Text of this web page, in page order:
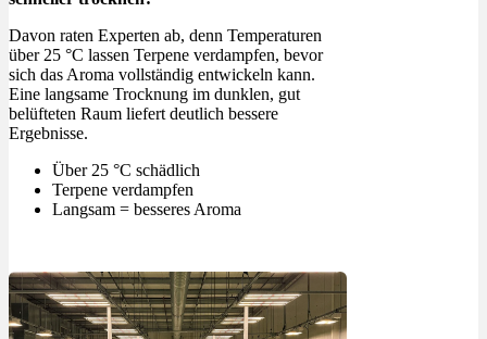
Davon raten Experten ab, denn Temperaturen
über 25 °C lassen Terpene verdampfen, bevor
sich das Aroma vollständig entwickeln kann.
Eine langsame Trocknung im dunklen, gut
belüfteten Raum liefert deutlich bessere
Ergebnisse.
Über 25 °C schädlich
Terpene verdampfen
Langsam = besseres Aroma